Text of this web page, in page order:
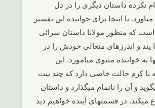
نکرده داستان دیگری را در دل
تا اینجا برای خواننده این تفسیر
که منظور مولانا داستان سرائی
پند و اندرزهای متعالی خودش را در
به خواننده مثنوی میاموزد. این
با کرم حالت خاصی دارد که چند بیت
و آن را ناتمام میگذارد و داستان
میکند. در قسمتهای آینده خواهیم دید